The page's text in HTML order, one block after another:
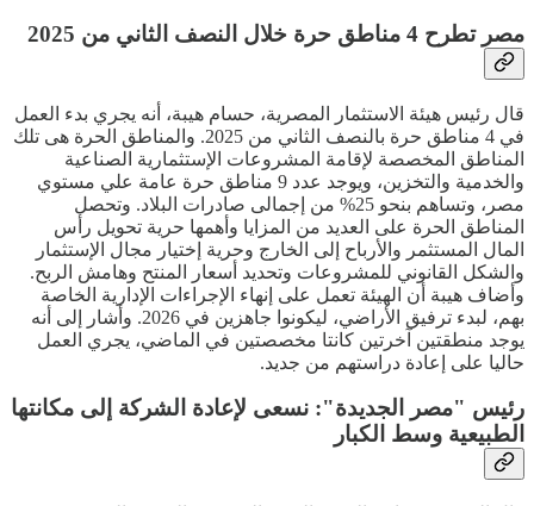
مصر تطرح 4 مناطق حرة خلال النصف الثاني من 2025
قال رئيس هيئة الاستثمار المصرية، حسام هيبة، أنه يجري بدء العمل
في 4 مناطق حرة بالنصف الثاني من 2025. والمناطق الحرة هى تلك
المناطق المخصصة لإقامة المشروعات الإستثمارية الصناعية
والخدمية والتخزين، ويوجد عدد 9 مناطق حرة عامة علي مستوي
مصر، وتساهم بنحو 25% من إجمالى صادرات البلاد. وتحصل
المناطق الحرة على العديد من المزايا وأهمها حرية تحويل رأس
المال المستثمر والأرباح إلى الخارج وحرية إختيار مجال الإستثمار
والشكل القانوني للمشروعات وتحديد أسعار المنتح وهامش الربح.
وأضاف هيبة أن الهيئة تعمل على إنهاء الإجراءات الإدارية الخاصة
بهم، لبدء ترفيق الأراضي، ليكونوا جاهزين في 2026. وأشار إلى أنه
يوجد منطقتين آخرتين كانتا مخصصتين في الماضي، يجري العمل
حاليا على إعادة دراستهم من جديد.
رئيس "مصر الجديدة": نسعى لإعادة الشركة إلى مكانتها
الطبيعية وسط الكبار